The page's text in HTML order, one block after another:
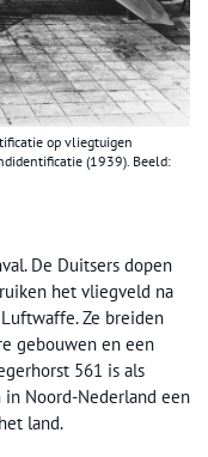
op vliegtuigen
(1939). Beeld:
De Duitsers dopen
het vliegveld na
Ze breiden
gebouwen en een
561 is als
Noord-Nederland een
land.